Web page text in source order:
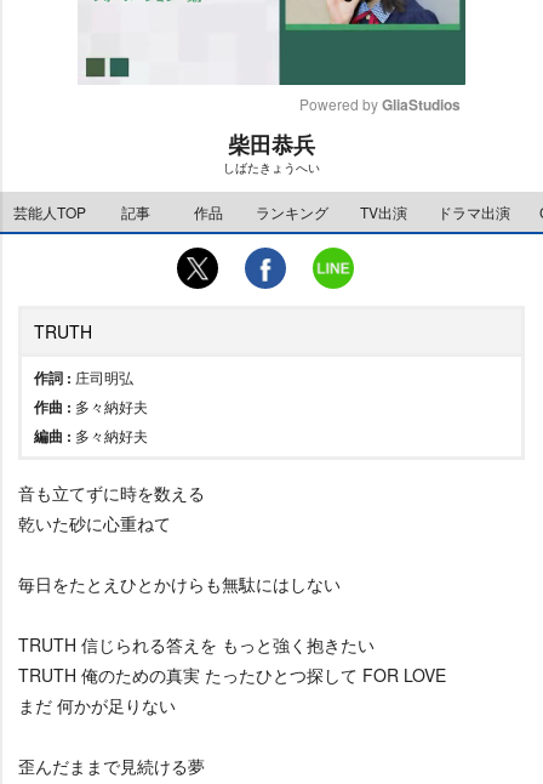
e
Powered by GliaStudios
柴田恭兵
しばたきょうへい
芸能人TOP 記事 作品 ランキング TV出演 ドラマ出演
TRUTH
作詞 : 庄司明弘
作曲 : 多々納好夫
編曲 : 多々納好夫
音も立てずに時を数える
乾いた砂に心重ねて
毎日をたとえひとかけらも無駄にはしない
TRUTH 信じられる答えを もっと強く抱きたい
TRUTH 俺のための真実 たったひとつ探して FOR LOVE
まだ 何かが足りない
歪んだままで見続ける夢